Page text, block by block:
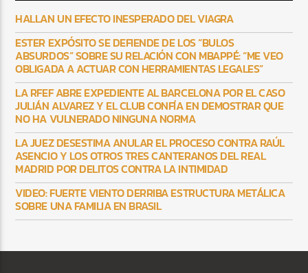
HALLAN UN EFECTO INESPERADO DEL VIAGRA
ESTER EXPÓSITO SE DEFIENDE DE LOS “BULOS
ABSURDOS” SOBRE SU RELACIÓN CON MBAPPÉ: “ME VEO
OBLIGADA A ACTUAR CON HERRAMIENTAS LEGALES”
LA RFEF ABRE EXPEDIENTE AL BARCELONA POR EL CASO
JULIÁN ALVAREZ Y EL CLUB CONFÍA EN DEMOSTRAR QUE
NO HA VULNERADO NINGUNA NORMA
LA JUEZ DESESTIMA ANULAR EL PROCESO CONTRA RAÚL
ASENCIO Y LOS OTROS TRES CANTERANOS DEL REAL
MADRID POR DELITOS CONTRA LA INTIMIDAD
VIDEO: FUERTE VIENTO DERRIBA ESTRUCTURA METÁLICA
SOBRE UNA FAMILIA EN BRASIL